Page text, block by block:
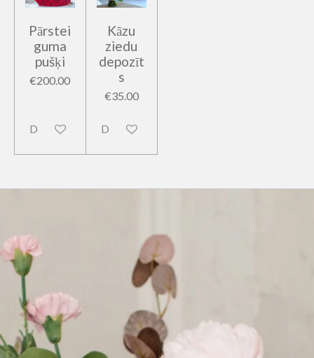
Pārstei
guma
pušķi
€200.00
Disabled
Kāzu
ziedu
depozīt
s
€35.00
Disabled